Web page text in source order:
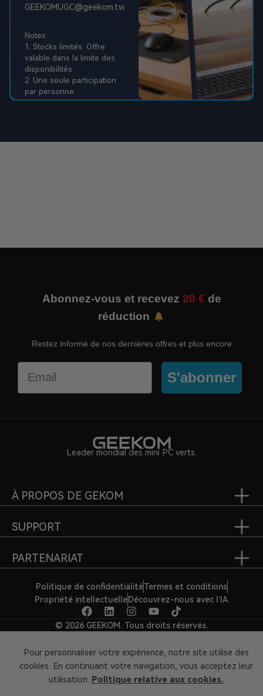
GEEKOMUGC@geekom.tw
Notes:
1. Stocks limités. Offre
valable dans la limite des
disponibilités.
2. Une seule participation
par personne.
Abonnez-vous et recevez 20 € de
réduction
Restez informé de nos dernières offres et plus encore
S'abonner
Leader mondial des mini PC verts.
À PROPOS DE GEKOM
SUPPORT
PARTENARIAT
Politique de confidentialitéTermes et conditions
Propriété intellectuelleDécouvrez-nous avec l’IA
© 2026 GEEKOM. Tous droits réservés.
Pour personnaliser votre expérience, notre site utilise des
cookies. En continuant votre navigation, vous acceptez leur
utilisation. Politique relative aux cookies.